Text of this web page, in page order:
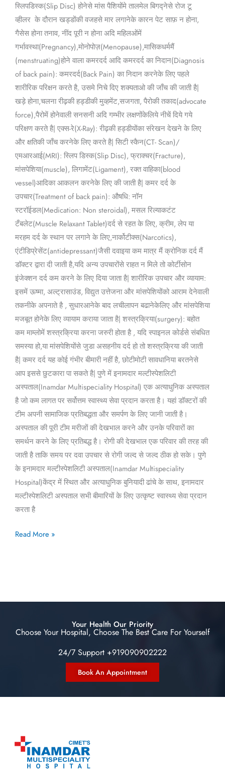
स्लिपडिस्क(Slip Disc) होनेसे मांस पैशियोंमे तालमेल बिगद्नेसे रोज टू
व्हीलर के दौरान खड्डोंकी वजहसे मार लगानेके कारन पेट साफ़ न होना,
गैसेस होना तनाव, नींद पूरी न होना अदि महिलओंमें
गर्भावस्था(Pregnancy),मोनोपोज़(Menopause),मासिकधर्ममैं
(menstruating)होने वाला कमरदर्द आदि कमरदर्द का निदान(Diagnosis
of back pain): कमरदर्द(Back Pain) का निदान करनेके लिए पहले
शारीरिक परिक्षन करते है, उसमे निचे दिए शक्यताओ की जाँच की जाती है|
खड़े होना,चलना रीढ़की हड्डीकी मुव्हमेंट,सजगता, पैरोकी तकाद(advocate
force),पैरोमें होनेवाली सनसनी अदि गम्भीर लक्षणोंकेलिये नीचें दिये गये
परिक्षण करते है| एक्स-रे(X-Ray): रीढ़की हड्डीयोंका संरेखन देखने के लिए
और क्षतिकी जाँच करनेके लिए करते है| सिटी स्कैन(CT- Scan)/
एमआरआई(MRI): स्लिप डिस्क(Slip Disc), फ्राक्चर(Fracture),
मांसपेशिया(muscle), लिगामेंट(Ligament), रक्त वाहिका(blood
vessel)आदिका आकलन करनेके लिए की जाती है| कमर दर्द के
उपचार(Treatment of back pain): औषधि: नॉन
स्टरॉईडल(Medication: Non steroidal), मसल रिल्याकटंट
टँबलेट(Muscle Relaxant Tablet)दर्द से रहत के लिए, क्रीम, लेप या
मरहम दर्द के स्थान पर लगाने के लिए,नार्कोटीक्स(Narcotics),
एंटीडिप्रेसेंट(antidepressant)जैसी दवाइया कम मात्र मैं क्रोनिक दर्द मैं
डॉक्टर द्वारा दी जाती है,यदि अन्य उपचारोंसे राहत न मिले तो कोर्टीसोन
इंजेक्शन दर्द कम करने के लिए दिया जाता है| शारीरिक उपचार और व्यायाम:
इसमें ऊष्मा, अल्ट्रासाउंड, विद्युत उत्तेजना और मांसपेशियोंको आराम देनेवाली
तकनीके अपनाते है , सुधारआनेके बाद लचीलापन बढानेकेलिए और मांसपेशिया
मजबूत होनेके लिए व्यायाम कराया जाता है| शस्त्रक्रिया(surgery): बहोत
कम माम्लोमें शस्त्रक्रिया करना जरुरी होता है , यदि स्पाइनल कोर्डसे संबधित
समस्या हो,या मांसपेशियोंसे जुडा असहनीय दर्द हो तो शस्त्रक्रिया की जाती
है| कमर दर्द यह कोई गंभीर बीमारी नहीं है, छोटीमोटी सावधानिया बरतनेसे
आप इससे छुटकारा पा सकते है| पुणे में इनामदार मल्टीस्पेशलिटी
अस्पताल(Inamdar Multispeciality Hospital) एक अत्याधुनिक अस्पताल
है जो कम लागत पर सर्वोत्तम स्वास्थ्य सेवा प्रदान करता है। यहां डॉक्टरों की
टीम अपनी सामाजिक प्रतिबद्धता और समर्पण के लिए जानी जाती है।
अस्पताल की पूरी टीम मरीजों की देखभाल करने और उनके परिवारों का
समर्थन करने के लिए प्रतिबद्ध है। रोगी की देखभाल एक परिवार की तरह की
जाती है ताकि समय पर दवा उपचार से रोगी जल्द से जल्द ठीक हो सके। पुणे
के इनामदार मल्टीस्पेशलिटी अस्पताल(Inamdar Multispeciality
Hospital)केंद्र में स्थित और अत्याधुनिक बुनियादी ढांचे के साथ, इनामदार
मल्टीस्पेशलिटी अस्पताल सभी बीमारियों के लिए उत्कृष्ट स्वास्थ्य सेवा प्रदान
करता है
Read More »
Your Health Our Priority
Choose Your Hospital, Choose The Best Care For Yourself
24/7 Support +919090902222
Book An Appointment